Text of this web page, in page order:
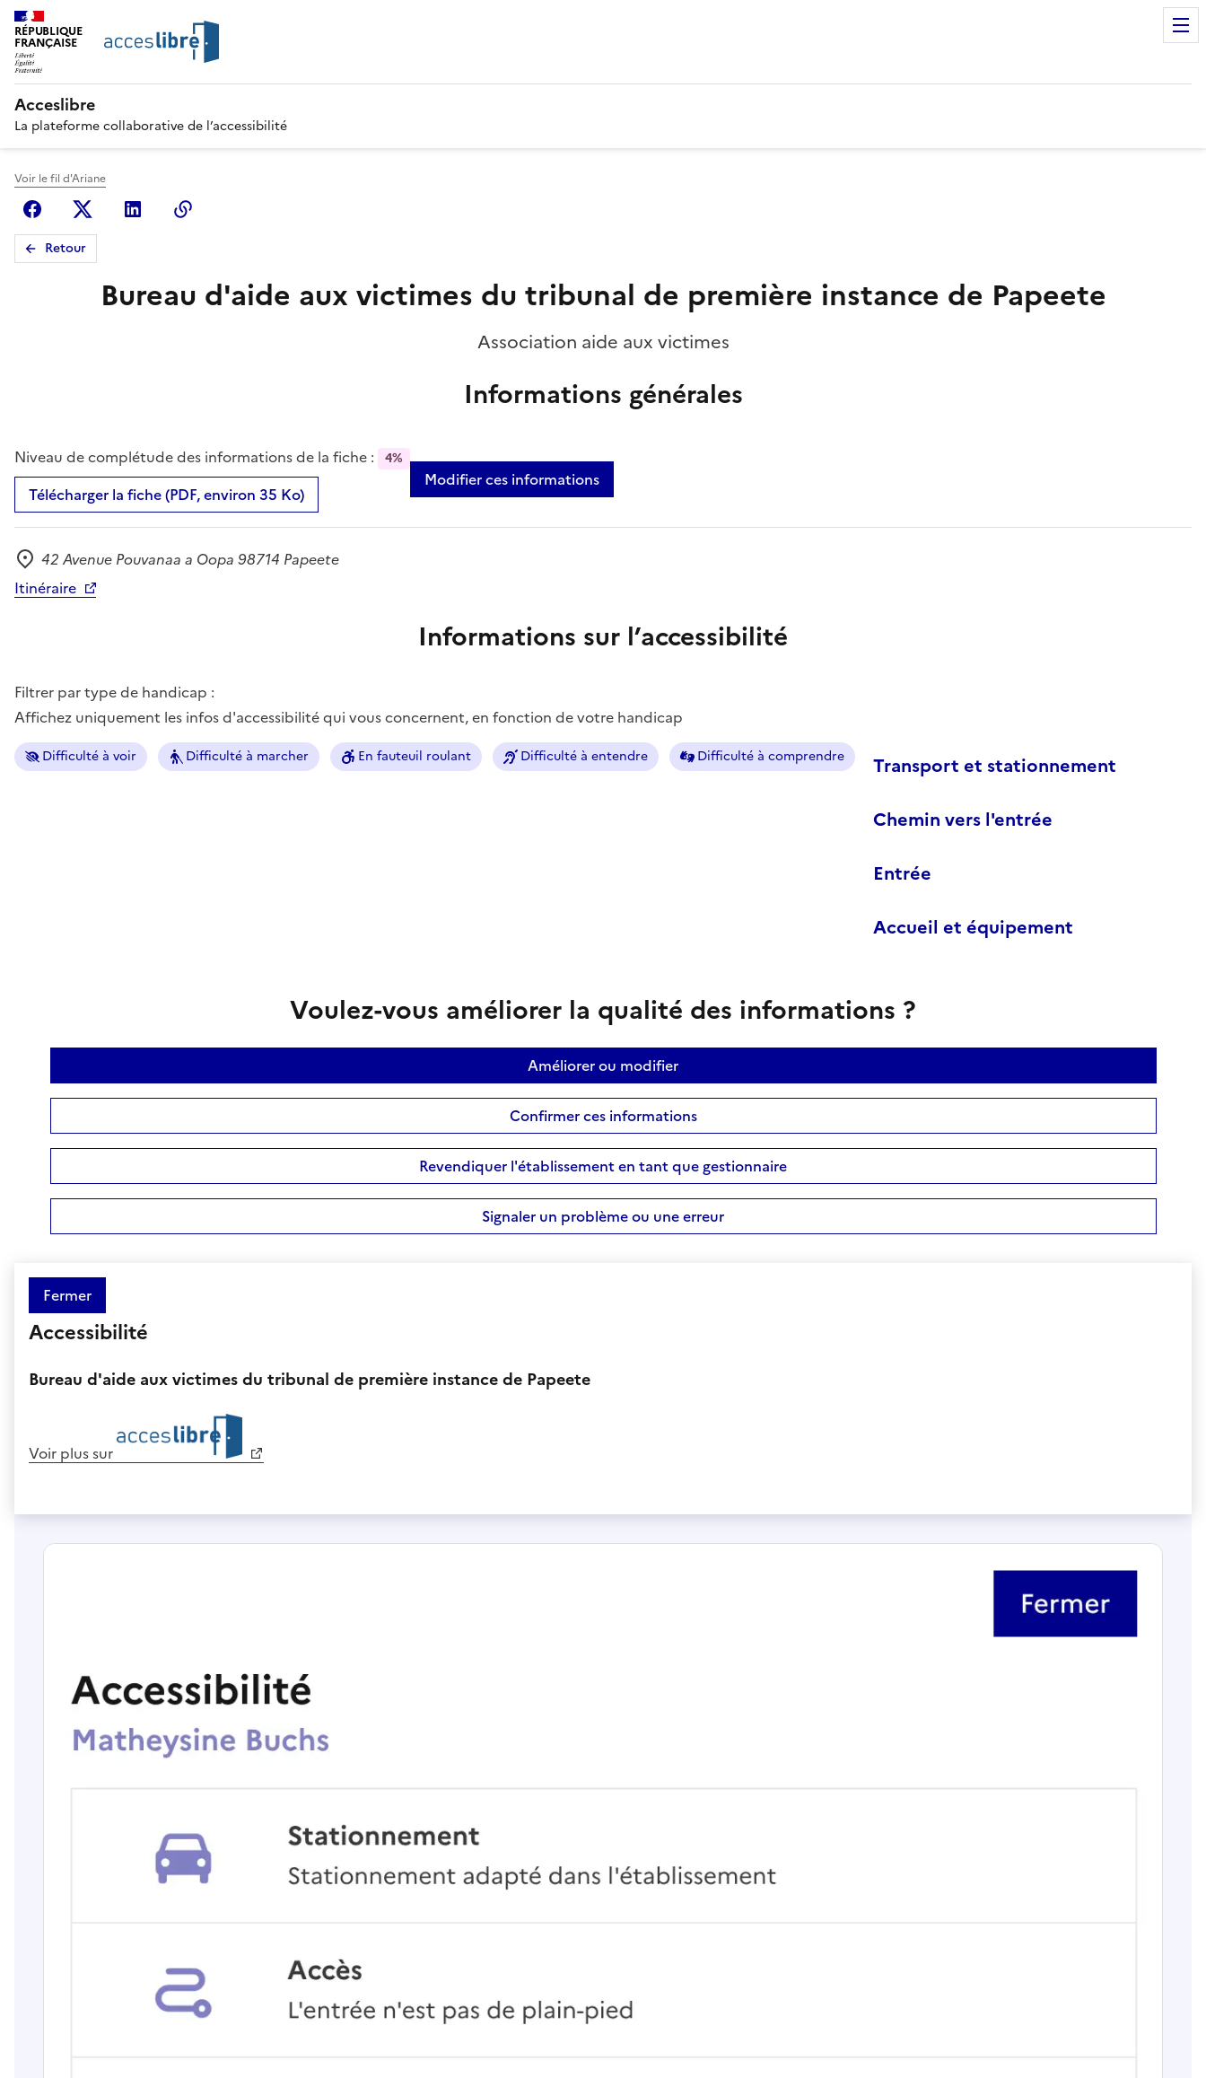
RÉPUBLIQUE
FRANÇAISE
Acceslibre
La plateforme collaborative de l’accessibilité
Voir le fil d'Ariane
FacebookX (anciennement Twitter)
Linkedin
Retour
Bureau d'aide aux victimes du tribunal de première instance de Papeete
Association aide aux victimes
Informations générales
Niveau de complétude des informations de la fiche : 4%
Télécharger la fiche (PDF, environ 35 Ko)
Modifier ces informations
Adresse
42 Avenue Pouvanaa a Oopa 98714 Papeete
Itinéraire
Informations sur l’accessibilité
Filtrer par type de handicap :
Affichez uniquement les infos d'accessibilité qui vous concernent, en fonction de votre handicap
Difficulté à voir Difficulté à marcher En fauteuil roulant Difficulté à entendre Difficulté à comprendre
Transport et stationnement
Chemin vers l'entrée
Entrée
Accueil et équipement
Voulez-vous améliorer la qualité des informations ?
Améliorer ou modifier
Confirmer ces informations
Revendiquer l'établissement en tant que gestionnaire
Signaler un problème ou une erreur
Fermer
Accessibilité
Bureau d'aide aux victimes du tribunal de première instance de Papeete
Voir plus sur